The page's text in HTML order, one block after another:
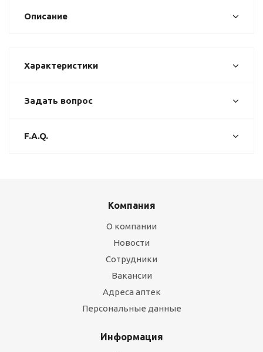
Описание
Характеристики
Задать вопрос
F.A.Q.
Компания
О компании
Новости
Сотрудники
Вакансии
Адреса аптек
Персональные данные
Информация